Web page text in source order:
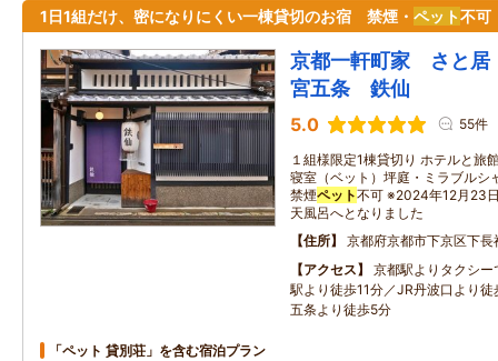
1日1組だけ、密になりにくい一棟貸切のお宿 禁煙・ ペット不可
京都一軒町家 さと居
宮五条 鉄仙
5.0 55件
１組様限定1棟貸切り ホテルと旅
寝室（ベット）坪庭・ミラブルシ
禁煙ペット不可 ※2024年12月23
天風呂へとなりました
住所
京都府京都市下京区下長
アクセス
京都駅よりタクシ
駅より徒歩11分／JR丹波口より
五条より徒歩5分
「ペット 貸別荘」を含む宿泊プラン